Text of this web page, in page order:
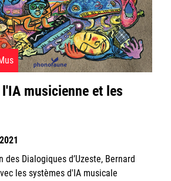
musicienne et les
des Dialogiques d’Uzeste, Bernard
les systèmes d'IA musicale